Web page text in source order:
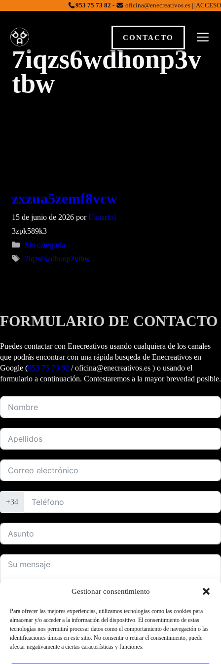
Gestionar consentimiento
Para ofrecer las mejores experiencias, utilizamos tecnologías como las cookies para
almacenar y/o acceder a la información del dispositivo. El consentimiento de estas
tecnologías nos permitirá procesar datos como el comportamiento de navegación o las
identificaciones únicas en este sitio. No consentir o retirar el consentimiento, puede
afectar negativamente a ciertas características y funciones.
contenido
953 75 73 82 - oficina@enecreativos.es || ACCESO
CONTACTO
7iqzs6wdhonp3v
tbw
zxzua5zemf8vcw
15 de junio de 2026 porUsuario1
3zpk589k3
Categorías
Sin categoría
Etiquetas
7iqzs6wdhonp3vtbw
FORMULARIO DE CONTACTO
Puedes contactar con Enecreativos usando cualquiera de los canales
que podrás encontrar con una rápida busqeda de Enecreativos en
Google (953 75 73 82 / oficina@enecreativos.es ) o usando el
formulario a continuación. Contestaremos a la mayor brevedad posible.
+34
ENVIAR FORMULARIO
Alternative:
Pol. Ind. Los Cerros